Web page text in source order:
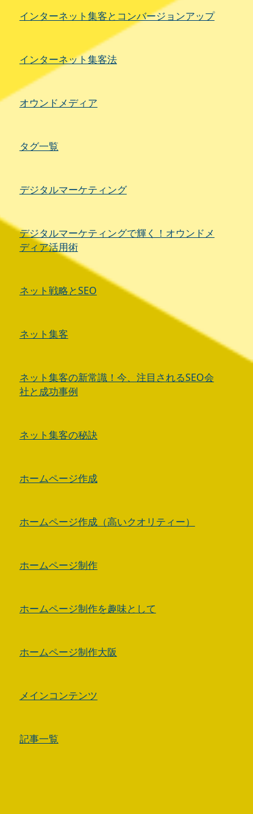
インターネット集客とコンバージョンアップ
インターネット集客法
オウンドメディア
タグ一覧
デジタルマーケティング
デジタルマーケティングで輝く！オウンドメ
ディア活用術
ネット戦略とSEO
ネット集客
ネット集客の新常識！今、注目されるSEO会
社と成功事例
ネット集客の秘訣
ホームページ作成
ホームページ作成（高いクオリティー）
ホームページ制作
ホームページ制作を趣味として
ホームページ制作大阪
メインコンテンツ
記事一覧